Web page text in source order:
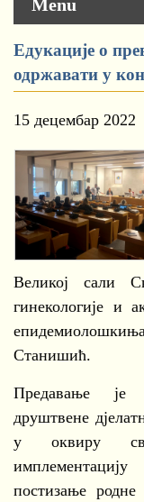
Menu
Едукације о
одржавати у
15 децембар 2022
Великој сали
гинекологије и
Станишић.
Предавање је
друштвене
у оквиру
постизање родне